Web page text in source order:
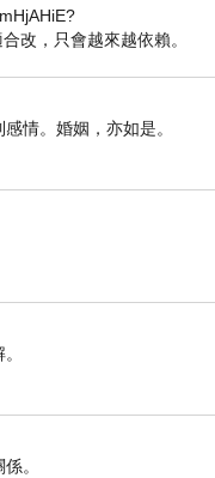
改，只會越來越依賴。
情。婚姻，亦如是。
。